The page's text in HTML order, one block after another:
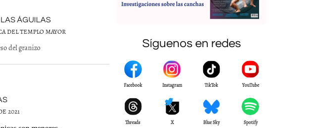
ÁGUILAS
DEL TEMPLO MAYOR
del granizo
2021
Síguenos en redes
Facebook Instagram TikTok YouTube
Threads X Blue Sky Spotify